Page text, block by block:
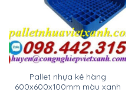
Pallet nhựa kê hàng
600x600x100mm màu xanh